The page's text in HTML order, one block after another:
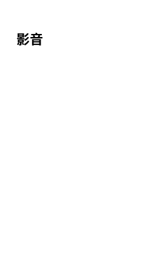
影音